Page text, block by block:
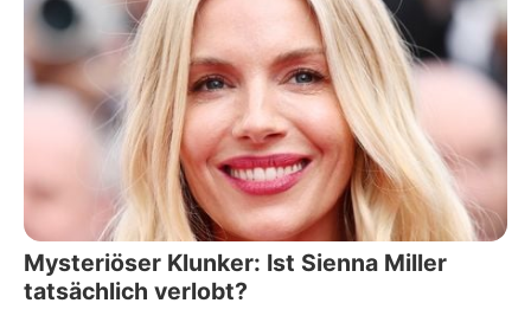
Mysteriöser Klunker: Ist Sienna Miller
tatsächlich verlobt?